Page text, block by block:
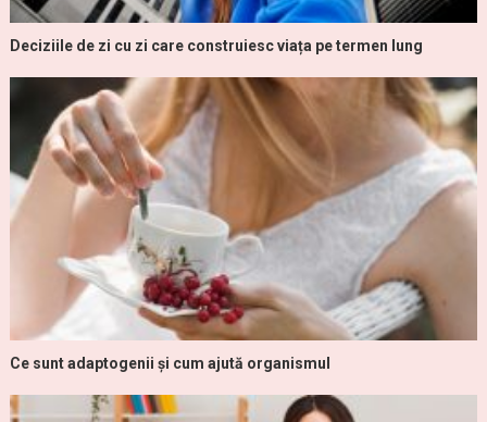
Deciziile de zi cu zi care construiesc viața pe termen lung
Ce sunt adaptogenii și cum ajută organismul